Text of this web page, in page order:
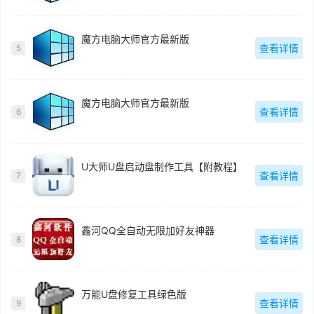
5
魔方电脑大师官方最新版
查看详情
6
魔方电脑大师官方最新版
查看详情
7
U大师U盘启动盘制作工具【附教程】
查看详情
8
鑫河QQ全自动无限加好友神器
查看详情
9
万能U盘修复工具绿色版
查看详情